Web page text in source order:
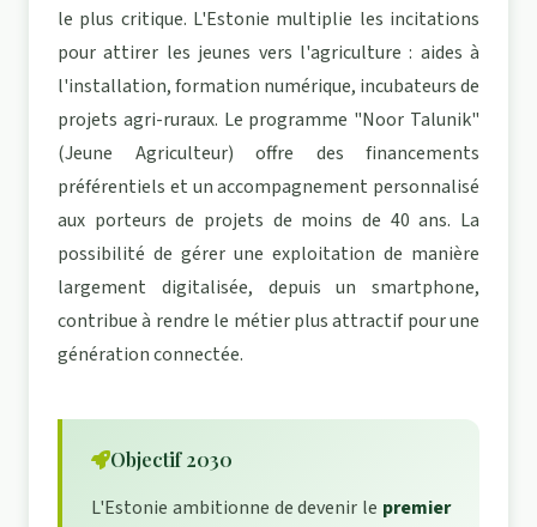
le plus critique. L'Estonie multiplie les incitations
pour attirer les jeunes vers l'agriculture : aides à
l'installation, formation numérique, incubateurs de
projets agri-ruraux. Le programme "Noor Talunik"
(Jeune Agriculteur) offre des financements
préférentiels et un accompagnement personnalisé
aux porteurs de projets de moins de 40 ans. La
possibilité de gérer une exploitation de manière
largement digitalisée, depuis un smartphone,
contribue à rendre le métier plus attractif pour une
génération connectée.
Objectif 2030
L'Estonie ambitionne de devenir le premier